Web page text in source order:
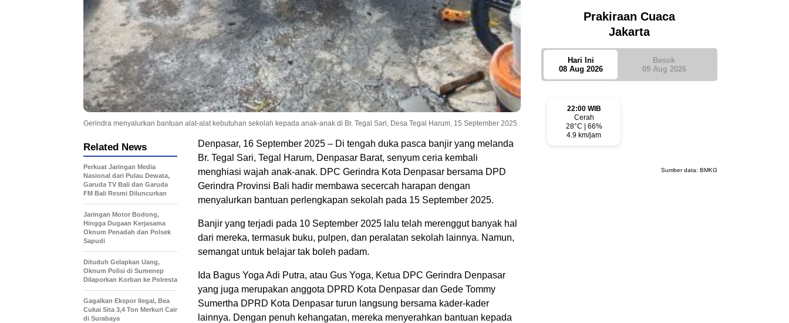
Gerindra menyalurkan bantuan alat-alat kebutuhan sekolah kepada anak-anak di Br. Tegal Sari, Desa Tegal Harum, 15 September 2025.
Denpasar, 16 September 2025 – Di tengah duka pasca banjir yang melanda
Br. Tegal Sari, Tegal Harum, Denpasar Barat, senyum ceria kembali
menghiasi wajah anak-anak. DPC Gerindra Kota Denpasar bersama DPD
Gerindra Provinsi Bali hadir membawa secercah harapan dengan
menyalurkan bantuan perlengkapan sekolah pada 15 September 2025.
Banjir yang terjadi pada 10 September 2025 lalu telah merenggut banyak hal
dari mereka, termasuk buku, pulpen, dan peralatan sekolah lainnya. Namun,
semangat untuk belajar tak boleh padam.
Ida Bagus Yoga Adi Putra, atau Gus Yoga, Ketua DPC Gerindra Denpasar
yang juga merupakan anggota DPRD Kota Denpasar dan Gede Tommy
Sumertha DPRD Kota Denpasar turun langsung bersama kader-kader
lainnya. Dengan penuh kehangatan, mereka menyerahkan bantuan kepada
Related News
Perkuat Jaringan Media
Nasional dari Pulau Dewata,
Garuda TV Bali dan Garuda
FM Bali Resmi Diluncurkan
Jaringan Motor Bodong,
Hingga Dugaan Kerjasama
Oknum Penadah dan Polsek
Sapudi
Dituduh Gelapkan Uang,
Oknum Polisi di Sumenep
Dilaporkan Korban ke Polresta
Gagalkan Ekspor Ilegal, Bea
Cukai Sita 3,4 Ton Merkuri Cair
di Surabaya
Prakiraan Cuaca
Jakarta
Hari Ini
08 Aug 2026
Besok
09 Aug 2026
22:00 WIB
Cerah
28°C | 66%
4.9 km/jam
Sumber data: BMKG